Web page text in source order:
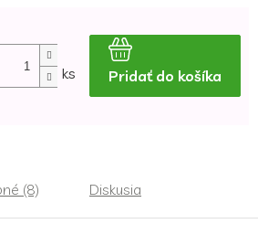
ks Pridať do košíka
(8) Diskusia